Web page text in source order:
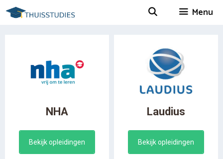
Spring
naar
Menu
NHA
Bekijk opleidingen
Laudius
Bekijk opleidingen